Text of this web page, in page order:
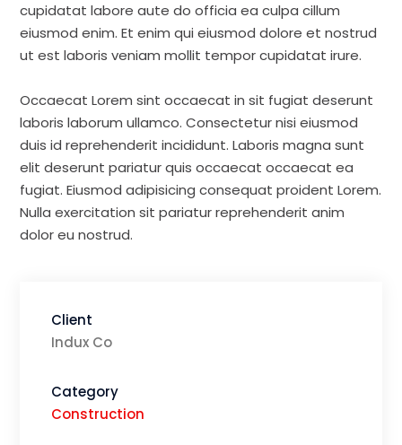
cupidatat labore aute do officia ea culpa cillum
eiusmod enim. Et enim qui eiusmod dolore et nostrud
ut est laboris veniam mollit tempor cupidatat irure.
Occaecat Lorem sint occaecat in sit fugiat deserunt
laboris laborum ullamco. Consectetur nisi eiusmod
duis id reprehenderit incididunt. Laboris magna sunt
elit deserunt pariatur quis occaecat occaecat ea
fugiat. Eiusmod adipisicing consequat proident Lorem.
Nulla exercitation sit pariatur reprehenderit anim
dolor eu nostrud.
Client
Indux Co
Category
Construction